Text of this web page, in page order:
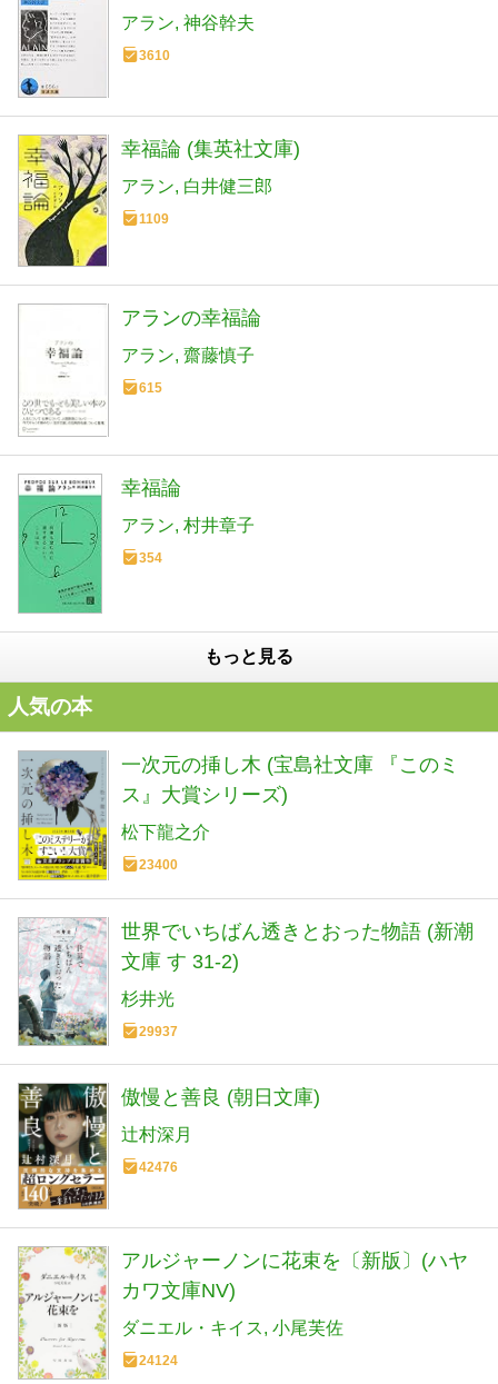
アラン 神谷幹夫
3610
幸福論 (集英社文庫)
アラン 白井健三郎
1109
アランの幸福論
アラン 齋藤慎子
615
幸福論
アラン 村井章子
354
もっと見る
人気の本
一次元の挿し木 (宝島社文庫 『このミ
ス』大賞シリーズ)
松下龍之介
23400
世界でいちばん透きとおった物語 (新潮
文庫 す 31-2)
杉井光
29937
傲慢と善良 (朝日文庫)
辻村深月
42476
アルジャーノンに花束を〔新版〕(ハヤ
カワ文庫NV)
ダニエル・キイス 小尾芙佐
24124